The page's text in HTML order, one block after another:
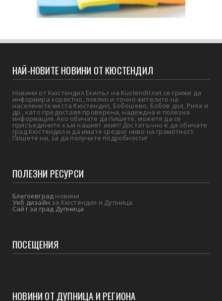
НАЙ-НОВИТЕ НОВИНИ ОТ КЮСТЕНДИЛ
Новини от Кюстендил Екипът на Kustendil.net се грижи да
информира коректно, лоялно и точно жителите на
населените места Кюстендил, Бобошево, Бобов дол, Рила и
др., като предоставя проверена, надеждна и полезна
информация. Ако обичате да пишете, можете да се
присъедините към нашият екип! Достатъчно е да обичате
град Кюстендил и да имате средно ниво на грамотност.
Пишете ни, за да получите подробности!
ПОЛЕЗНИ РЕСУРСИ
Благоевград новини
Уеб дизайнза Кюстендил и Дупница
Сайт за град Дупница
ПОСЕЩЕНИЯ
НОВИНИ ОТ ДУПНИЦА И РЕГИОНА